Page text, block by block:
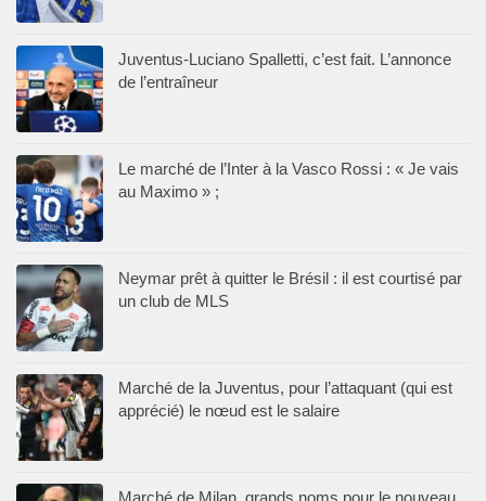
Juventus-Luciano Spalletti, c’est fait. L’annonce
de l’entraîneur
Le marché de l’Inter à la Vasco Rossi : « Je vais
au Maximo » ;
Neymar prêt à quitter le Brésil : il est courtisé par
un club de MLS
Marché de la Juventus, pour l’attaquant (qui est
apprécié) le nœud est le salaire
Marché de Milan, grands noms pour le nouveau